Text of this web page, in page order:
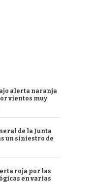
alerta naranja
vientos muy
de la Junta
un siniestro de
roja por las
en varias